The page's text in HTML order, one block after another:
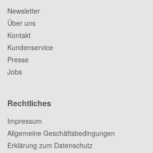
Newsletter
Über uns
Kontakt
Kundenservice
Presse
Jobs
Rechtliches
Impressum
Allgemeine Geschäftsbedingungen
Erklärung zum Datenschutz